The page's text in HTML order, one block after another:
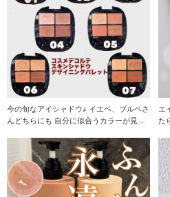
今の旬なアイシャドウ♪ イエベ、ブルベさ
んどちらにも 自分に似合うカラーが見つ
エ
た